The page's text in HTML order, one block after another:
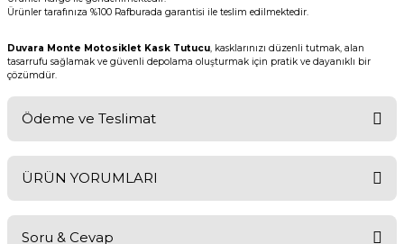
Ürünler tarafınıza %100 Rafburada garantisi ile teslim edilmektedir.
Duvara Monte Motosiklet Kask Tutucu, kasklarınızı düzenli tutmak, alan
tasarrufu sağlamak ve güvenli depolama oluşturmak için pratik ve dayanıklı bir
çözümdür.
Ödeme ve Teslimat
Teslimat
1. Kargo / Teslimat Süreci
Türkiye’nin 81 iline (kargo şubesinin dağıtım alanı içerisinde)
güvenli ve hızlı bir
şekilde kargo gönderimi yapılmaktadır.
Siparişinizi oluşturduktan sonra alım işlemi depomuzda otomatik olarak başlatılır.
müşteriye en kısa sürede ulaşması hedeflenir. Yoğun kampanya dönemlerinde dahi,
ÜRÜN YORUMLARI
Soru & Cevap